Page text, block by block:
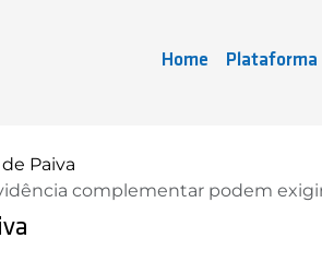
Home Plataforma
Paiva
complementar podem